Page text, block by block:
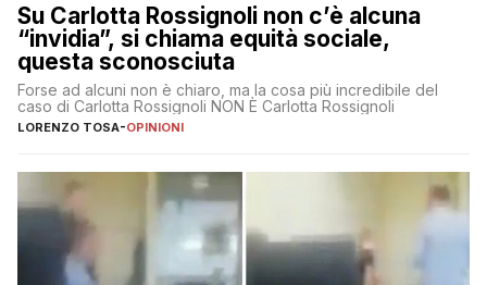
Su Carlotta Rossignoli non c’è alcuna
“invidia”, si chiama equità sociale,
questa sconosciuta
Forse ad alcuni non è chiaro, ma la cosa più incredibile del
caso di Carlotta Rossignoli NON È Carlotta Rossignoli
LORENZO TOSA-OPINIONI